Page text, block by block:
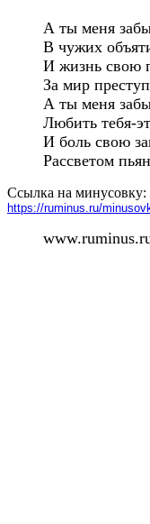
А ты меня
В чужих
И жизнь свою
За мир
А ты меня
Любить тебя-
И боль свою
Рассветом
Ссылка на минусовку:
https://ruminus.ru/